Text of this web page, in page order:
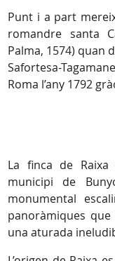
Punt i a part
romandre santa
Palma, 1574) quan
Safortesa-
Roma l’any 1792
La finca de
municipi de
monumental
panoràmiques
una aturada